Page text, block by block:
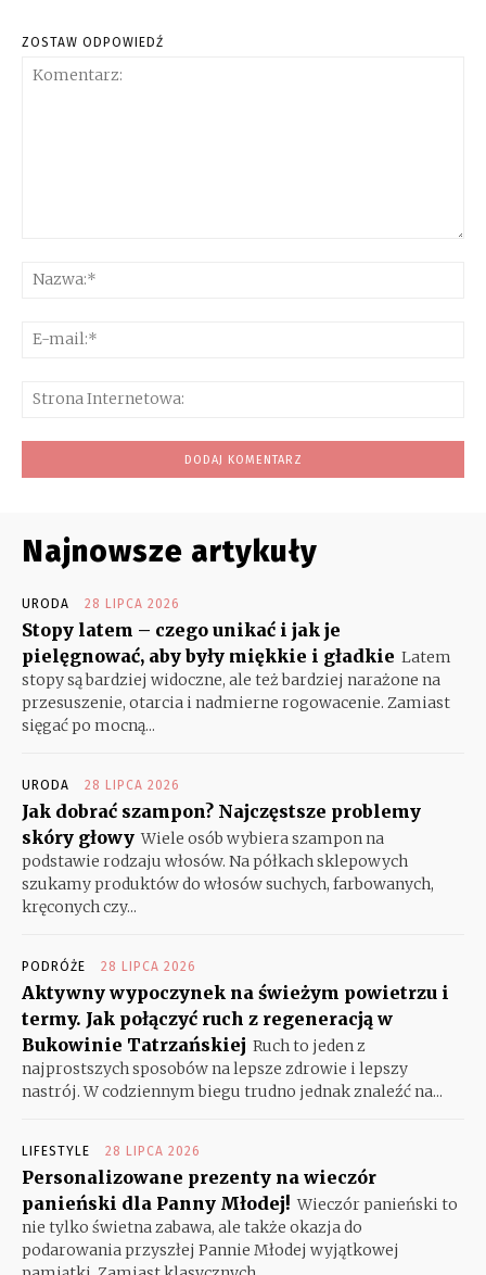
ZOSTAW ODPOWIEDŹ
Najnowsze artykuły
URODA 28 LIPCA 2026
Stopy latem – czego unikać i jak je
pielęgnować, aby były miękkie i gładkie Latem
stopy są bardziej widoczne, ale też bardziej narażone na
przesuszenie, otarcia i nadmierne rogowacenie. Zamiast
sięgać po mocną...
URODA 28 LIPCA 2026
Jak dobrać szampon? Najczęstsze problemy
skóry głowy Wiele osób wybiera szampon na
podstawie rodzaju włosów. Na półkach sklepowych
szukamy produktów do włosów suchych, farbowanych,
kręconych czy...
PODRÓŻE 28 LIPCA 2026
Aktywny wypoczynek na świeżym powietrzu i
termy. Jak połączyć ruch z regeneracją w
Bukowinie Tatrzańskiej Ruch to jeden z
najprostszych sposobów na lepsze zdrowie i lepszy
nastrój. W codziennym biegu trudno jednak znaleźć na...
LIFESTYLE 28 LIPCA 2026
Personalizowane prezenty na wieczór
panieński dla Panny Młodej! Wieczór panieński to
nie tylko świetna zabawa, ale także okazja do
podarowania przyszłej Pannie Młodej wyjątkowej